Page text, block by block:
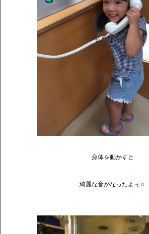
身体を動かすと
綺麗な音がなったよぅ ♬